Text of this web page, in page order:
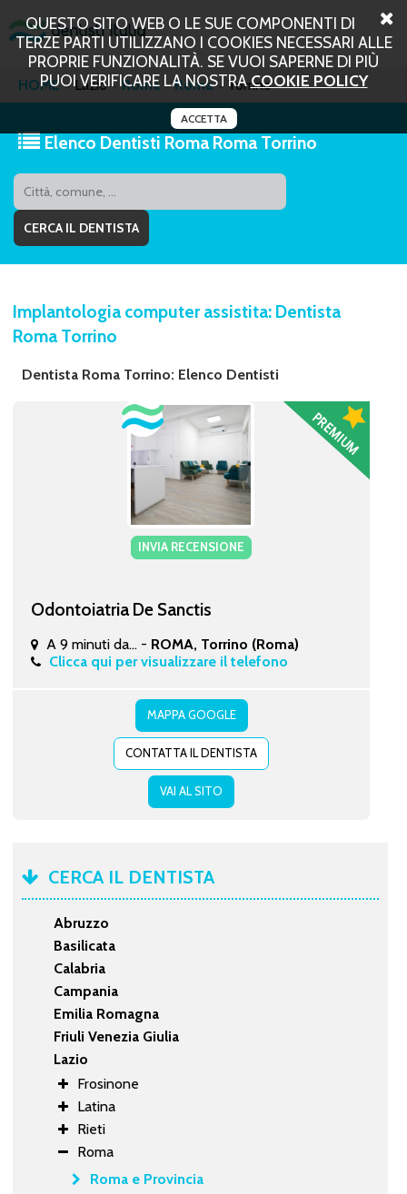
QUESTO SITO WEB O LE SUE COMPONENTI DI
TERZE PARTI UTILIZZANO I COOKIES NECESSARI ALLE
PROPRIE FUNZIONALITÀ. SE VUOI SAPERNE DI PIÙ
PUOI VERIFICARE LA NOSTRACOOKIE POLICY
ACCETTA
HOME Lazio Roma Roma Torrino
Elenco Dentisti Roma Roma Torrino
Implantologia computer assistita: Dentista
Roma Torrino
Dentista Roma Torrino: Elenco Dentisti
INVIA RECENSIONE
Odontoiatria De Sanctis
A 9 minuti da... - ROMA, Torrino (Roma)
Clicca qui per visualizzare il telefono
MAPPA GOOGLE
CONTATTA IL DENTISTA
VAI AL SITO
CERCA IL DENTISTA
Abruzzo
Basilicata
Calabria
Campania
Emilia Romagna
Friuli Venezia Giulia
Lazio
Frosinone
Latina
Rieti
Roma
Roma e Provincia